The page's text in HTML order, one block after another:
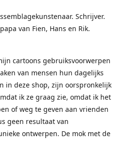
Schrijver.
van Fien, Hans en Rik.
cartoons gebruiksvoorwerpen
van mensen hun dagelijks
in deze shop, zijn oorspronkelijk
ik ze graag zie, omdat ik het
of weg te geven aan vrienden
geen resultaat van
ontwerpen. De mok met de